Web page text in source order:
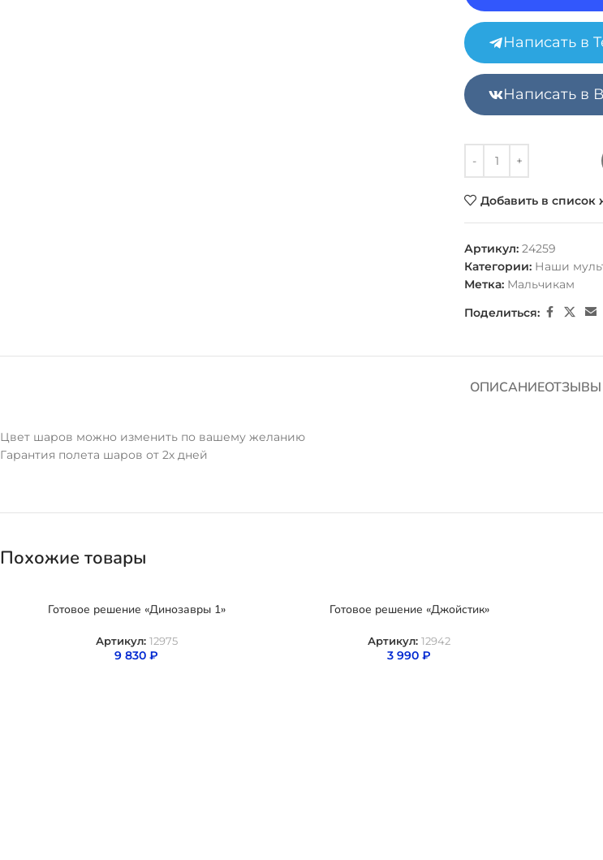
Написать в
Написать в
Добавить в список
Артикул:24259
Категории: Наши
Метка: Мальчикам
Поделиться:
ОПИСАНИЕОТЗЫВЫ
Цвет шаров можно изменить по вашему желанию
Гарантия полета шаров от 2х дней
Похожие товары
Готовое решение «Динозавры 1»
Артикул: 12975
9 830 ₽
Готовое решение «Джойстик»
Артикул: 12942
3 990 ₽